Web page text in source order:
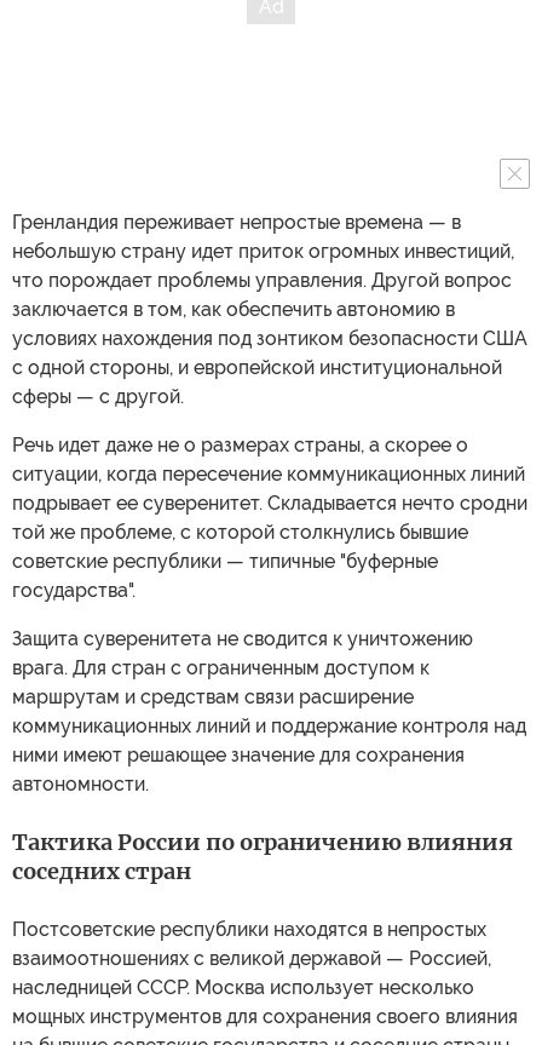
Гренландия переживает непростые времена — в
небольшую страну идет приток огромных инвестиций,
что порождает проблемы управления. Другой вопрос
заключается в том, как обеспечить автономию в
условиях нахождения под зонтиком безопасности США
с одной стороны, и европейской институциональной
сферы — с другой.
Речь идет даже не о размерах страны, а скорее о
ситуации, когда пересечение коммуникационных линий
подрывает ее суверенитет. Складывается нечто сродни
той же проблеме, с которой столкнулись бывшие
советские республики — типичные "буферные
государства".
Защита суверенитета не сводится к уничтожению
врага. Для стран с ограниченным доступом к
маршрутам и средствам связи расширение
коммуникационных линий и поддержание контроля над
ними имеют решающее значение для сохранения
автономности.
Тактика России по ограничению влияния
соседних стран
Постсоветские республики находятся в непростых
взаимоотношениях с великой державой — Россией,
наследницей СССР. Москва использует несколько
мощных инструментов для сохранения своего влияния